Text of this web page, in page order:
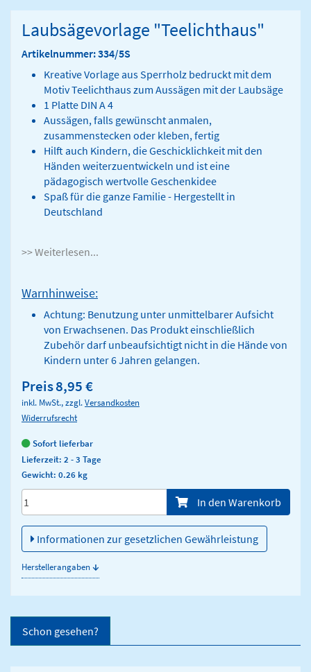
Laubsägevorlage "Teelichthaus"
Artikelnummer: 334/5S
Kreative Vorlage aus Sperrholz bedruckt mit dem
Motiv Teelichthaus zum Aussägen mit der Laubsäge
1 Platte DIN A 4
Aussägen, falls gewünscht anmalen,
zusammenstecken oder kleben, fertig
Hilft auch Kindern, die Geschicklichkeit mit den
Händen weiterzuentwickeln und ist eine
pädagogisch wertvolle Geschenkidee
Spaß für die ganze Familie - Hergestellt in
Deutschland
>> Weiterlesen...
Warnhinweise:
Achtung: Benutzung unter unmittelbarer Aufsicht
von Erwachsenen. Das Produkt einschließlich
Zubehör darf unbeaufsichtigt nicht in die Hände von
Kindern unter 6 Jahren gelangen.
Preis8,95 €
inkl. MwSt., zzgl.Versandkosten
Widerrufsrecht
Sofort lieferbar
Lieferzeit: 2 - 3 Tage
Gewicht: 0.26 kg
Menge/Pieces In den Warenkorb
Informationen zur gesetzlichen Gewährleistung
Herstellerangaben↓
Schon gesehen?